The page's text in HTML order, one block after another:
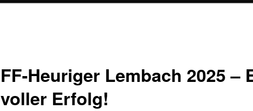
FF-Heuriger Lembach 2025 –
voller Erfolg!